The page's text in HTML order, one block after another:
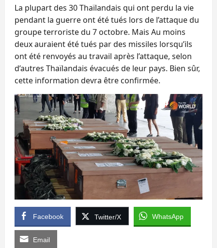
La plupart des 30 Thaïlandais qui ont perdu la vie
pendant la guerre ont été tués lors de l’attaque du
groupe terroriste du 7 octobre. Mais Au moins
deux auraient été tués par des missiles lorsqu’ils
ont été renvoyés au travail après l’attaque, selon
d’autres Thaïlandais évacués de leur pays. Bien sûr,
cette information devra être confirmée.
Facebook Twitter/X WhatsApp
Email